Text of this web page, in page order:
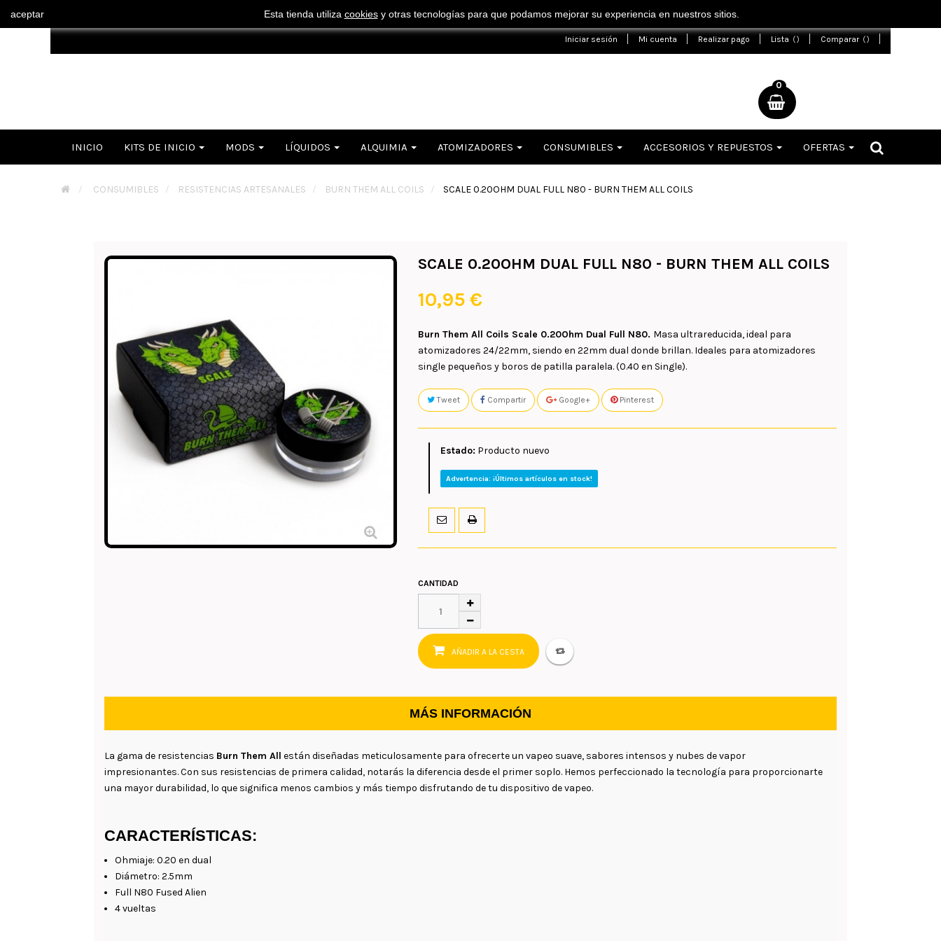
¡ Consigue tu envío gratuito por compras superiores a 50€ !
Iniciar sesión Mi cuenta Realizar pago Lista Comparar
0
INICIO KITS DE INICIO MODS LÍQUIDOS ALQUIMIA ATOMIZADORES CONSUMIBLES ACCESORIOS Y REPUESTOS OFERTAS
> CONSUMIBLES > RESISTENCIAS ARTESANALES > BURN THEM ALL COILS > SCALE 0.20OHM DUAL FULL N80 - BURN THEM ALL COILS
SCALE 0.20OHM DUAL FULL N80 - BURN THEM ALL COILS
10,95 €
Burn Them All Coils Scale 0.20Ohm Dual Full N80. Masa ultrareducida, ideal para
atomizadores 24/22mm, siendo en 22mm dual donde brillan. Ideales para atomizadores
single pequeños y boros de patilla paralela. (0.40 en Single).
Tweet Compartir Google+ Pinterest
Estado: Producto nuevo
Advertencia: ¡Últimos artículos en stock!
CANTIDAD
AÑADIR A LA CESTA
MÁS INFORMACIÓN
La gama de resistencias Burn Them All están diseñadas meticulosamente para ofrecerte un vapeo suave, sabores intensos y nubes de vapor
impresionantes. Con sus resistencias de primera calidad, notarás la diferencia desde el primer soplo. Hemos perfeccionado la tecnología para proporcionarte
una mayor durabilidad, lo que significa menos cambios y más tiempo disfrutando de tu dispositivo de vapeo.
CARACTERÍSTICAS:
Ohmiaje: 0.20 en dual
Diámetro: 2.5mm
Full N80 Fused Alien
4 vueltas
aceptar Esta tienda utiliza cookiesy otras tecnologías para que podamos mejorar su experiencia en nuestros sitios.